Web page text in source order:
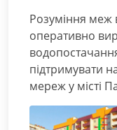
Розуміння меж
оперативно
підтримувати
мереж у місті